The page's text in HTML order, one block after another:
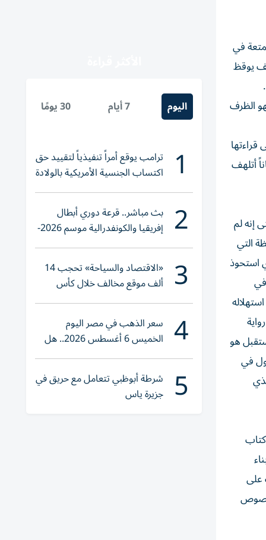
في
يوقظ
الظرف
أتلهف
إنه لم
التي
استحوذ
هو
في
على
نصوص
اليوم 7 أيام 30 يومًا
1 ترامب يوقع أمراً تنفيذياً لتقييد حق
اكتساب الجنسية الأمريكية بالولادة
2 بث مباشر.. قرعة دوري أبطال
إفريقيا والكونفدرالية موسم 2026-
2027
3 «الاقتصاد والسياحة» تحجب 14
ألف موقع مخالف خلال كأس
العالم 2026
4 سعر الذهب في مصر اليوم
الخميس 6 أغسطس 2026.. هل
تنوي الشراء؟
5 شرطة أبوظبي تتعامل مع حريق في
جزيرة ياس